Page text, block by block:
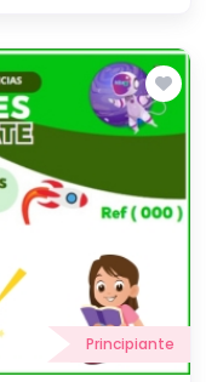
Principiante